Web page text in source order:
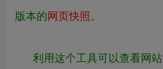
版本的网页快照。
利用这个工具可以查看网